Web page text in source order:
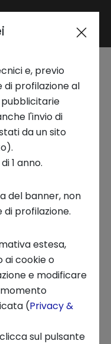
Area riservata
Meet
e
per
INNOVATION,
e, previo
di profilazione al
pubblicitarie
l'invio di
da un sito
1 anno.
del banner, non
di profilazione.
estesa,
ai cookie o
e modificare
(Privacy &
sul pulsante